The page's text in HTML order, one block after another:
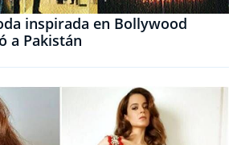
inspirada en Bollywood
a Pakistán